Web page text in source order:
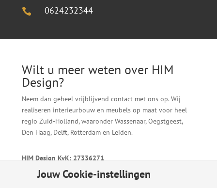
 0624232344
Wilt u meer weten over HIM
Design?
Neem dan geheel vrijblijvend contact met ons op. Wij
realiseren interieurbouw en meubels op maat voor heel
regio Zuid-Holland, waaronder Wassenaar, Oegstgeest,
Den Haag, Delft, Rotterdam en Leiden.
HIM Design KvK: 27336271
Meubels Leiden
0624232344
Jouw Cookie-instellingen